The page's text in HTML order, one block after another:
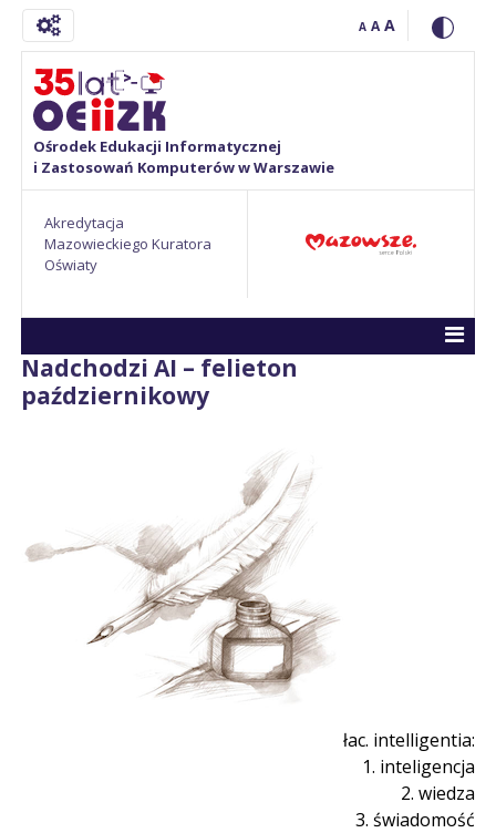
A A A
Ośrodek Edukacji Informatycznej
i Zastosowań Komputerów w Warszawie
Akredytacja
Mazowieckiego Kuratora
Oświaty
Nadchodzi AI – felieton
październikowy
łac. intelligentia:
1. inteligencja
2. wiedza
3. świadomość